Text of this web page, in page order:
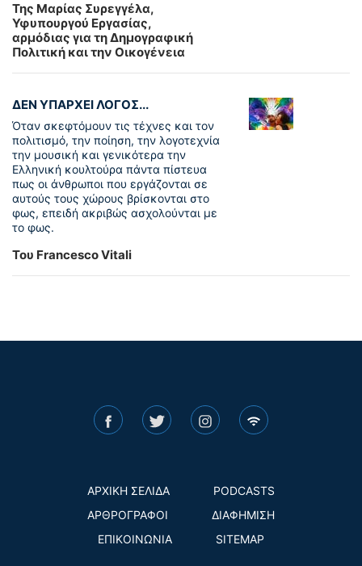
Της Μαρίας Συρεγγέλα,
Υφυπουργού Εργασίας,
αρμόδιας για τη Δημογραφική
Πολιτική και την Οικογένεια
ΔΕΝ ΥΠΑΡΧΕΙ ΛΟΓΟΣ...
Όταν σκεφτόμουν τις τέχνες και τον
πολιτισμό, την ποίηση, την λογοτεχνία
την μουσική και γενικότερα την
Ελληνική κουλτούρα πάντα πίστευα
πως οι άνθρωποι που εργάζονται σε
αυτούς τους χώρους βρίσκονται στο
φως, επειδή ακριβώς ασχολούνται με
το φως.
Του Francesco Vitali
ΑΡΧΙΚΗ ΣΕΛΙΔΑ
PODCASTS
ΑΡΘΡΟΓΡΑΦΟΙ
ΔΙΑΦΗΜΙΣΗ
ΕΠΙΚΟΙΝΩΝΙΑ
SITEMAP